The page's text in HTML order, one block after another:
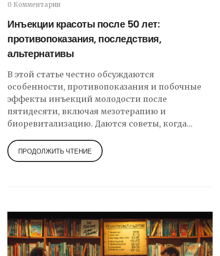
0 Комментарии
Инъекции красоты после 50 лет:
противопоказания, последствия,
альтернативы
В этой статье честно обсуждаются
особенности, противопоказания и побочные
эффекты инъекций молодости после
пятидесяти, включая мезотерапию и
биоревитализацию. Даются советы, когда
опасны, и чем их можно заменить.
Рассмотрены реальные медицинские факты,
варианты омоложения, которые подойдут тем,
кому инъекции противопоказаны. В статье
есть ссылки на экспертные мнения и полезные
ресурсы.
ПРОДОЛЖИТЬ ЧТЕНИЕ